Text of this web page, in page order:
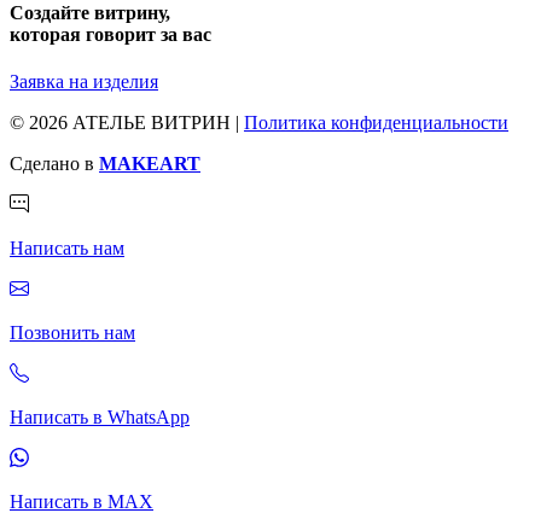
Создайте витрину,
которая говорит за вас
Заявка на изделия
© 2026 АТЕЛЬЕ ВИТРИН | Политика конфиденциальности
Сделано в MAKEART
Написать нам
Позвонить нам
Написать в WhatsApp
Написать в MAX